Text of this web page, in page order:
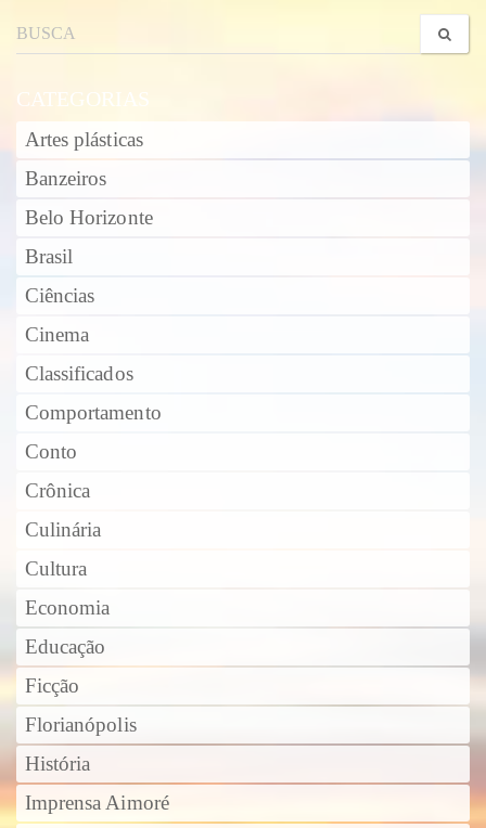
CATEGORIAS
Artes plásticas
Banzeiros
Belo Horizonte
Brasil
Ciências
Cinema
Classificados
Comportamento
Conto
Crônica
Culinária
Cultura
Economia
Educação
Ficção
Florianópolis
História
Imprensa Aimoré